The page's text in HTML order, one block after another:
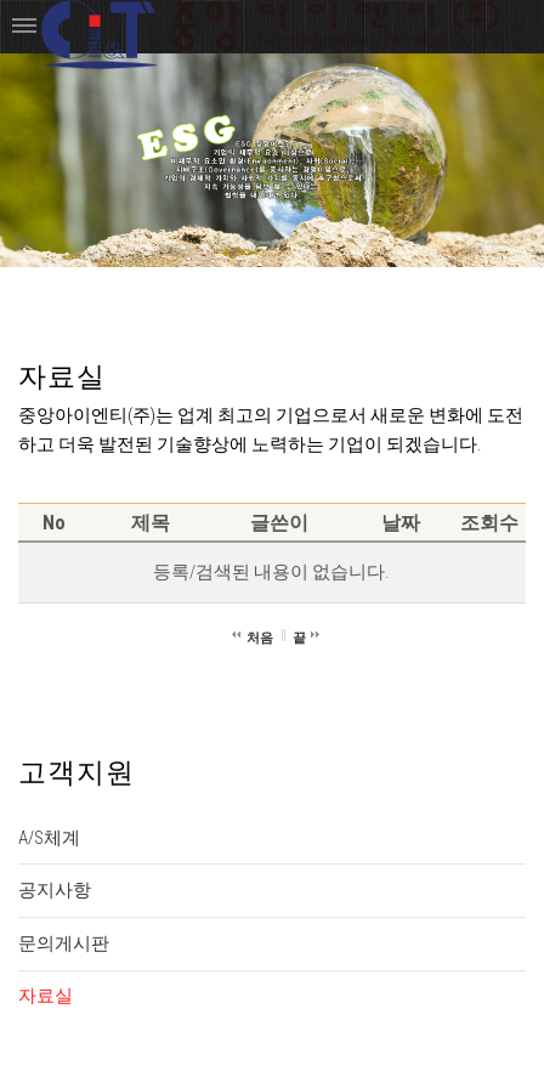
자료실
중앙아이엔티(주)는 업계 최고의 기업으로서 새로운 변화에 도전
하고 더욱 발전된 기술향상에 노력하는 기업이 되겠습니다.
No 제목 글쓴이 날짜 조회수
등록/검색된 내용이 없습니다.
처음 끝
고객지원
A/S체계
공지사항
문의게시판
자료실